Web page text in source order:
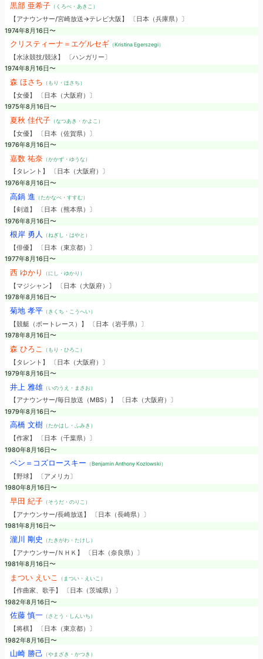
黒部 亜希子（くろべ・あきこ）
【アナウンサー/宮崎放送→テレビ大阪】 〔日本（兵庫県）〕
1974年8月16日〜
クリスティーナ＝エゲルセギ （Kristina Egerszegi）
【水泳競技/競泳】 〔ハンガリー〕
1974年8月16日〜
森 ほさち （もり・ほさち）
【女優】 〔日本（大阪府）〕
1975年8月16日〜
夏秋 佳代子（なつあき・かよこ）
【女優】 〔日本（佐賀県）〕
1976年8月16日〜
嘉数 祐奈（かかず・ゆうな）
【タレント】 〔日本（大阪府）〕
1976年8月16日〜
高鍋 進 （たかなべ・すすむ）
【剣道】 〔日本（熊本県）〕
1976年8月16日〜
根岸 勇人 （ねぎし・はやと）
【俳優】 〔日本（東京都）〕
1977年8月16日〜
西 ゆかり （にし・ゆかり）
【マジシャン】 〔日本（大阪府）〕
1978年8月16日〜
菊地 孝平（きくち・こうへい）
【競艇（ボートレース）】 〔日本（岩手県）〕
1978年8月16日〜
森 ひろこ （もり・ひろこ）
【タレント】 〔日本（大阪府）〕
1979年8月16日〜
井上 雅雄（いのうえ・まさお）
【アナウンサー/毎日放送（MBS）】 〔日本（大阪府）〕
1979年8月16日〜
高橋 文樹（たかはし・ふみき）
【作家】 〔日本（千葉県）〕
1980年8月16日〜
ベン＝コズロースキー （Benjamin Anthony Kozlowski）
【野球】 〔アメリカ〕
1980年8月16日〜
早田 紀子（そうだ・のりこ）
【アナウンサー/長崎放送】 〔日本（長崎県）〕
1981年8月16日〜
瀧川 剛史 （たきがわ・たけし）
【アナウンサー/ＮＨＫ】 〔日本（奈良県）〕
1981年8月16日〜
まつい えいこ （まつい・えいこ）
【作曲家、歌手】 〔日本（茨城県）〕
1982年8月16日〜
佐藤 慎一（さとう・しんいち）
【将棋】 〔日本（東京都）〕
1982年8月16日〜
山崎 勝己 （やまざき・かつき）